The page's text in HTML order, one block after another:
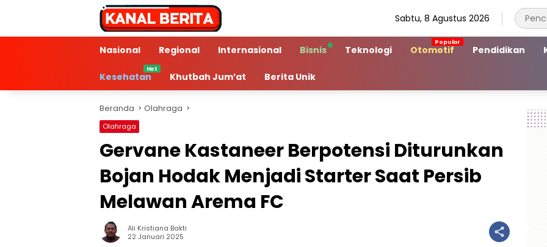
Sabtu, 8 Agustus 2026
Nasional Regional Internasional Bisnis Teknologi Otomotif Pendidikan
Kesehatan Khutbah Jum’at Berita Unik
Beranda Olahraga
Olahraga
Gervane Kastaneer Berpotensi Diturunkan
Bojan Hodak Menjadi Starter Saat Persib
Melawan Arema FC
Ali Kristiana Bakti
22 Januari 2025